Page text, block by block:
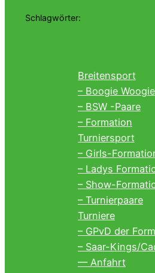
Schlagwörter:
Breitensport
– Boogie Woogie
– BSW -Paare
– Formation
Turniersport
– Girls-
– Ladys
– Show-
– Turnierpaare
Turniere
– GPvD der
– Saar-Kings/
— Anfahrt